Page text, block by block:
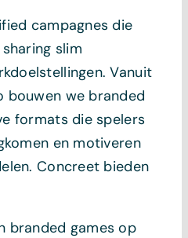
campagnes die
slim
Vanuit
bouwen we branded
formats die spelers
en motiveren
Concreet bieden
branded games op